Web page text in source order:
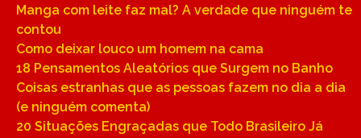
Manga com leite faz mal? A verdade que ninguém te
contou
Como deixar louco um homem na cama
18 Pensamentos Aleatórios que Surgem no Banho
Coisas estranhas que as pessoas fazem no dia a dia
(e ninguém comenta)
20 Situações Engraçadas que Todo Brasileiro Já